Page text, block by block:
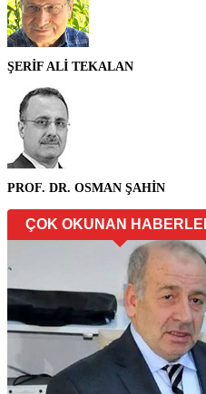
ŞERİF ALİ TEKALAN
PROF. DR. OSMAN ŞAHİN
ÇOK OKUNAN